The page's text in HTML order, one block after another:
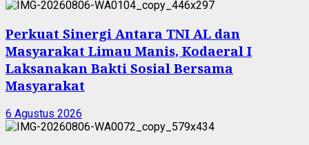
Perkuat Sinergi Antara TNI AL dan
Masyarakat Limau Manis, Kodaeral I
Laksanakan Bakti Sosial Bersama
Masyarakat
6 Agustus 2026